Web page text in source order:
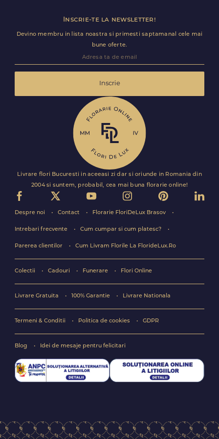
Inscrie-te la newsletter!
Devino membru in lista noastra si primesti saptamanal cele mai
bune oferte.
Inscrie
Livrare flori Bucuresti in aceeasi zi dar si oriunde in Romania din
2004 si suntem, probabil, cea mai buna florarie online!
Despre noi Contact Florarie FloriDeLux Brasov
Intrebari frecvente Cum cumpar si cum platesc?
Parerea clientilor Cum Livram Florile La FlorideLux.Ro
Colectii Cadouri Funerare Flori Online
Livrare Gratuita 100% Garantie Livrare Nationala
Termeni & Conditii Politica de cookies GDPR
Blog Idei de mesaje pentru felicitari